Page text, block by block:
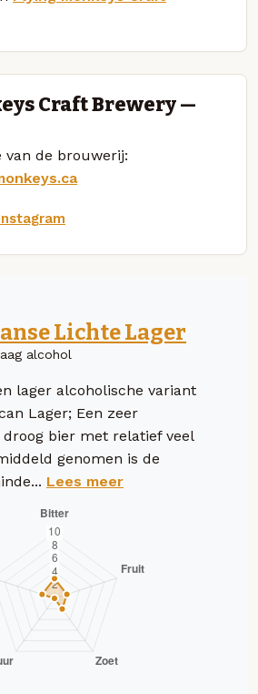
Craft Brewery —
van de brouwerij:
Lichte Lager
alcohol
lager alcoholische variant
Lager; Een zeer
bier met relatief veel
genomen is de
Lees meer